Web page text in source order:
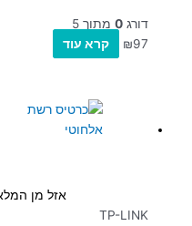
דורג 0 מתוך 5
₪97 קרא עוד
אזל מן
TP-LINK